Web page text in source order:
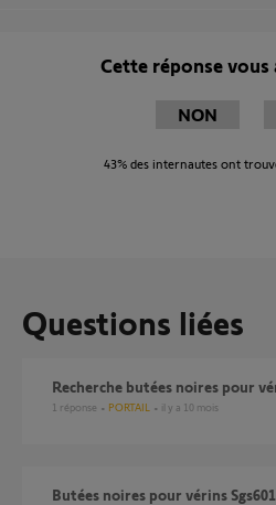
Cette réponse
NON
43% des internautes ont
Questions liées
recherche butées noires pour
1 réponse PORTAIL il y a 10 mois
butées noires pour vérins